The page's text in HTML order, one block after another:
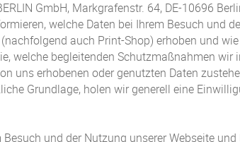
GmbH, Markgrafenstr. 64, DE-10696
welche Daten bei Ihrem Besuch und
(nachfolgend auch Print-Shop) erhoben und
welche begleitenden Schutzmaßnahmen wir
uns erhobenen oder genutzten Daten
Grundlage, holen wir generell eine
und der Nutzung unserer Webseite